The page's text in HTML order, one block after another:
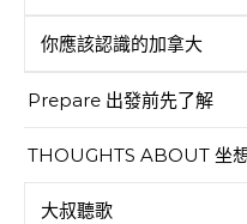
你應該認識的加拿大
Prepare 出發前先了解
THOUGHTS ABOUT 坐
大叔聽歌